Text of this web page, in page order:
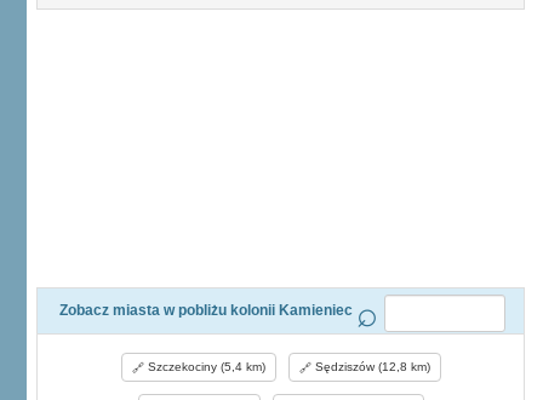
Zobacz miasta w pobliżu kolonii Kamieniec
Szczekociny (5,4 km) Sędziszów (12,8 km)